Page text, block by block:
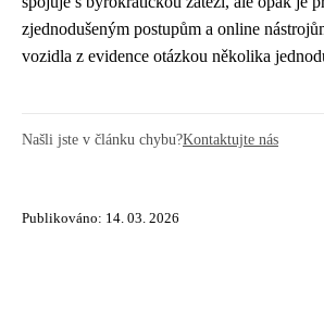
zjednodušeným postupům a online
vozidla z evidence otázkou několika
Našli jste v článku chybu?Kontaktujte nás
Publikováno: 14. 03. 2026